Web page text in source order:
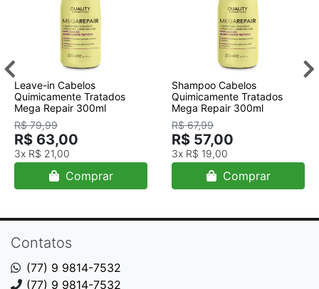
Leave-in Cabelos
Quimicamente Tratados
Mega Repair 300ml
R$ 79,99
R$ 63,00
3x R$ 21,00
Comprar
Shampoo Cabelos
Quimicamente Tratados
Mega Repair 300ml
R$ 67,99
R$ 57,00
3x R$ 19,00
Comprar
Contatos
(77) 9 9814-7532
(77) 9 9814-7532